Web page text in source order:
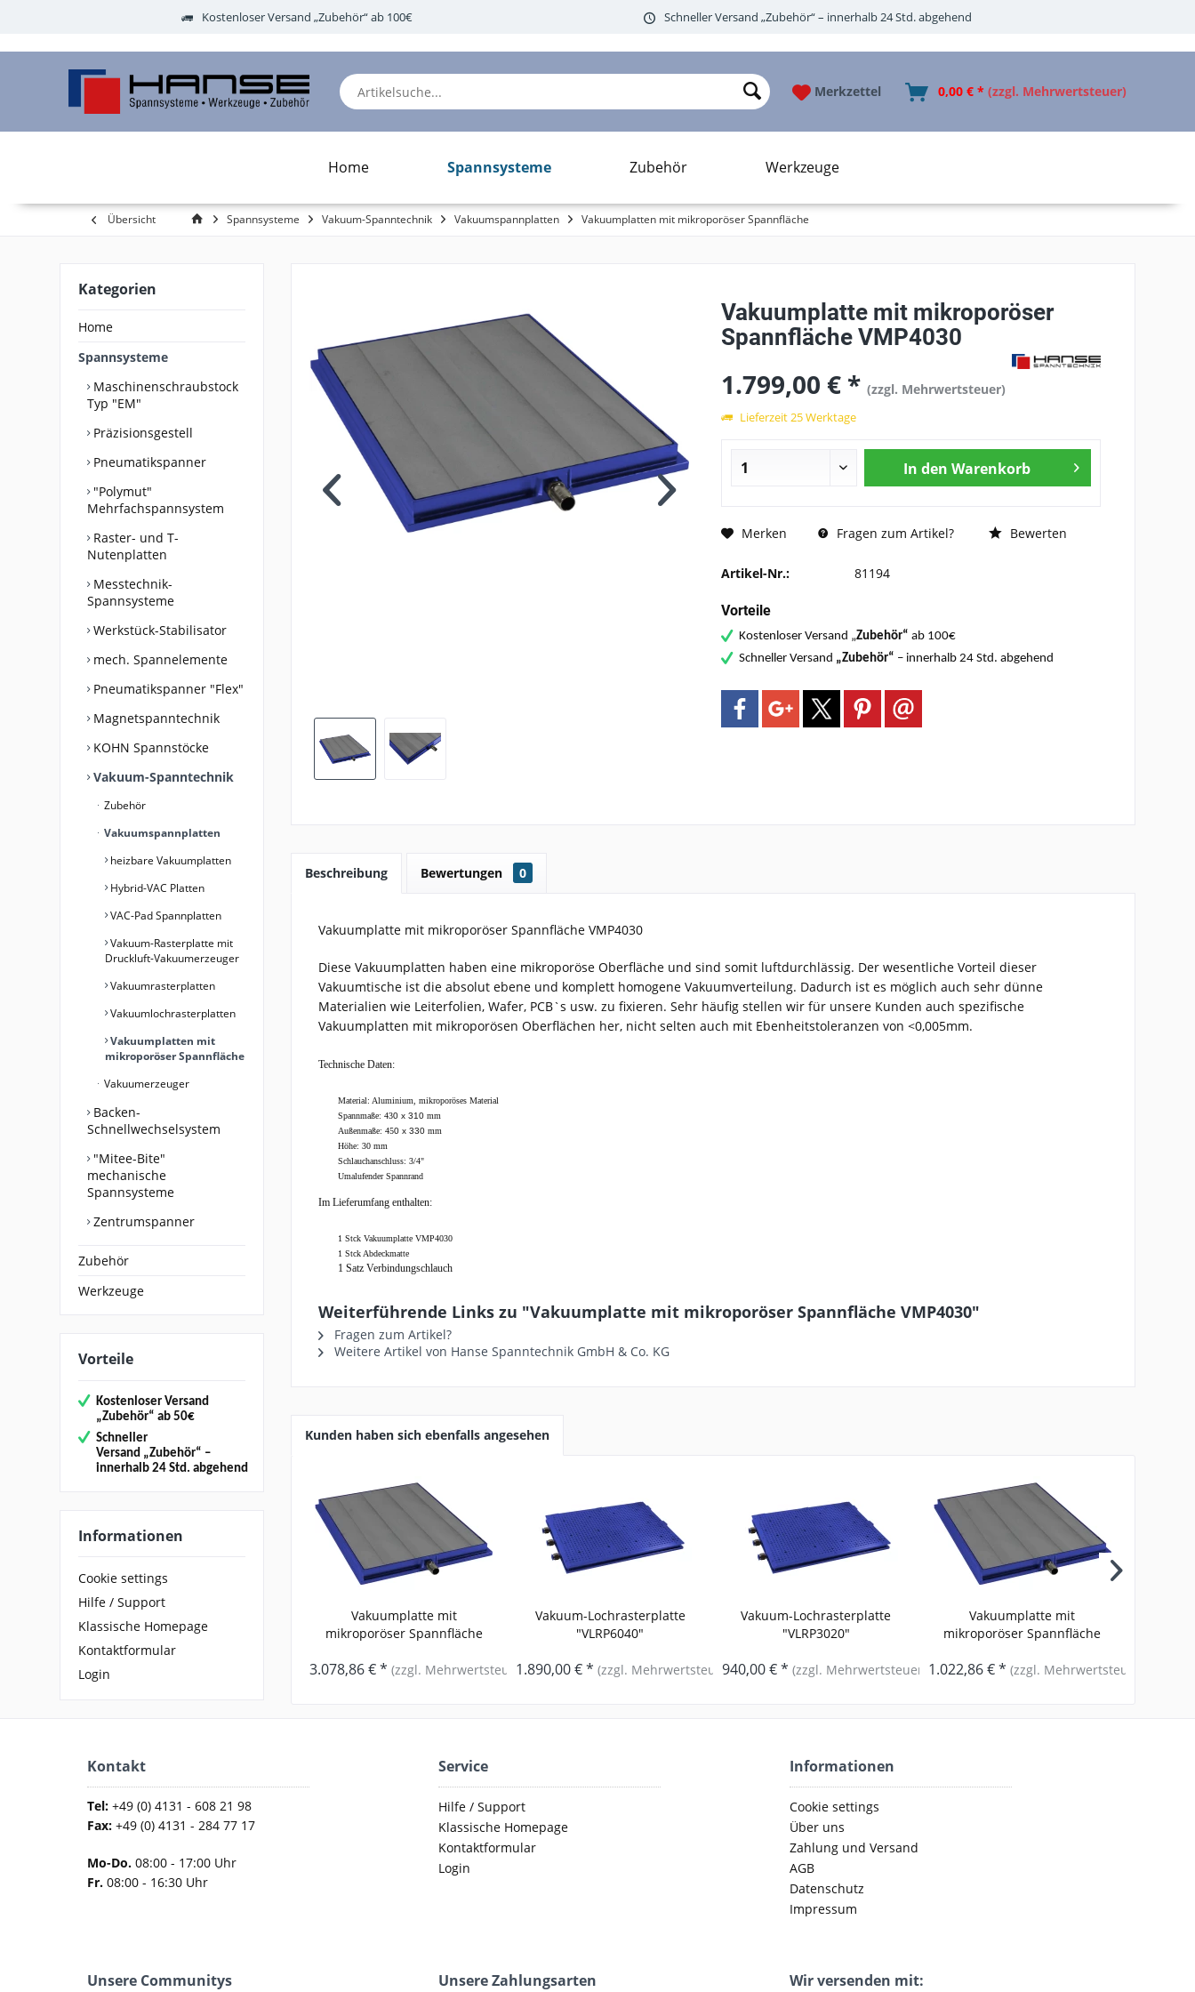
Kostenloser Versand „Zubehör“ ab 100€ Schneller Versand „Zubehör“ – innerhalb 24 Std. abgehend
Merkzettel 0,00 € * (zzgl. Mehrwertsteuer)
Home Spannsysteme Zubehör Werkzeuge
Übersicht Spannsysteme Vakuum-Spanntechnik Vakuumspannplatten Vakuumplatten mit mikroporöser Spannfläche
Kategorien
Home
Spannsysteme
Maschinenschraubstock
Typ "EM"
Präzisionsgestell
Pneumatikspanner
"Polymut"
Mehrfachspannsystem
Raster- und T-
Nutenplatten
Messtechnik-
Spannsysteme
Werkstück-Stabilisator
mech. Spannelemente
Pneumatikspanner "Flex"
Magnetspanntechnik
KOHN Spannstöcke
Vakuum-Spanntechnik
Zubehör
Vakuumspannplatten
heizbare Vakuumplatten
Hybrid-VAC Platten
VAC-Pad Spannplatten
Vakuum-Rasterplatte mit
Druckluft-Vakuumerzeuger
Vakuumrasterplatten
Vakuumlochrasterplatten
Vakuumplatten mit
mikroporöser Spannfläche
Vakuumerzeuger
Backen-
Schnellwechselsystem
"Mitee-Bite"
mechanische
Spannsysteme
Zentrumspanner
Zubehör
Werkzeuge
Vorteile
Kostenloser Versand
„Zubehör“ ab 50€
Schneller
Versand „Zubehör“ –
innerhalb 24 Std. abgehend
Informationen
Cookie settings
Hilfe / Support
Klassische Homepage
Kontaktformular
Login
Vakuumplatte mit mikroporöser
Spannfläche VMP4030
1.799,00 € *(zzgl. Mehrwertsteuer)
Lieferzeit 25 Werktage
In den Warenkorb
Merken Fragen zum Artikel? Bewerten
Artikel-Nr.: 81194
Vorteile
Kostenloser Versand „Zubehör“ ab 100€
Schneller Versand „Zubehör“ – innerhalb 24 Std. abgehend
Beschreibung Bewertungen 0
Vakuumplatte mit mikroporöser Spannfläche VMP4030
Diese Vakuumplatten haben eine mikroporöse Oberfläche und sind somit luftdurchlässig. Der wesentliche Vorteil dieser
Vakuumtische ist die absolut ebene und komplett homogene Vakuumverteilung. Dadurch ist es möglich auch sehr dünne
Materialien wie Leiterfolien, Wafer, PCB`s usw. zu fixieren. Sehr häufig stellen wir für unsere Kunden auch spezifische
Vakuumplatten mit mikroporösen Oberflächen her, nicht selten auch mit Ebenheitstoleranzen von <0,005mm.
Technische Daten:
Material: Aluminium, mikroporöses Material
Spannmaße: 430 x 310 mm
Außenmaße: 450 x 330 mm
Höhe: 30 mm
Schlauchanschluss: 3/4"
Umalufender Spannrand
Im Lieferumfang enthalten:
1 Stck Vakuumplatte VMP4030
1 Stck Abdeckmatte
1 Satz Verbindungschlauch
Weiterführende Links zu "Vakuumplatte mit mikroporöser Spannfläche VMP4030"
Fragen zum Artikel?
Weitere Artikel von Hanse Spanntechnik GmbH & Co. KG
Kunden haben sich ebenfalls angesehen
Vakuumplatte mit
mikroporöser Spannfläche
3.078,86 € *(zzgl. Mehrwertsteuer)
Vakuum-Lochrasterplatte
"VLRP6040"
1.890,00 € *(zzgl. Mehrwertsteuer)
Vakuum-Lochrasterplatte
"VLRP3020"
940,00 € * (zzgl. Mehrwertsteuer)
Vakuumplatte mit
mikroporöser Spannfläche
1.022,86 € * (zzgl. Mehrwertsteuer)
Kontakt
Tel:+49 (0) 4131 - 608 21 98
Fax:+49 (0) 4131 - 284 77 17
Mo-Do.08:00 - 17:00 Uhr
Fr.08:00 - 16:30 Uhr
Service
Hilfe / Support
Klassische Homepage
Kontaktformular
Login
Informationen
Cookie settings
Über uns
Zahlung und Versand
AGB
Datenschutz
Impressum
Unsere Communitys Unsere Zahlungsarten Wir versenden mit: